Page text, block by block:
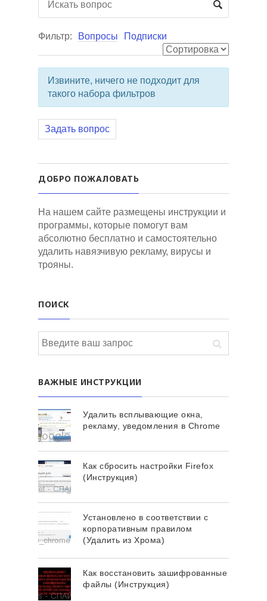
Фильтр: Вопросы Подписки
Извините, ничего не подходит для
такого набора фильтров
Задать вопрос
ДОБРО ПОЖАЛОВАТЬ
На нашем сайте размещены инструкции и
программы, которые помогут вам
абсолютно бесплатно и самостоятельно
удалить навязчивую рекламу, вирусы и
трояны.
ПОИСК
ВАЖНЫЕ ИНСТРУКЦИИ
Удалить всплывающие окна,
рекламу, уведомления в Chrome
Как сбросить настройки Firefox
(Инструкция)
Установлено в соответствии с
корпоративным правилом
(Удалить из Хрома)
Как восстановить зашифрованные
файлы (Инструкция)